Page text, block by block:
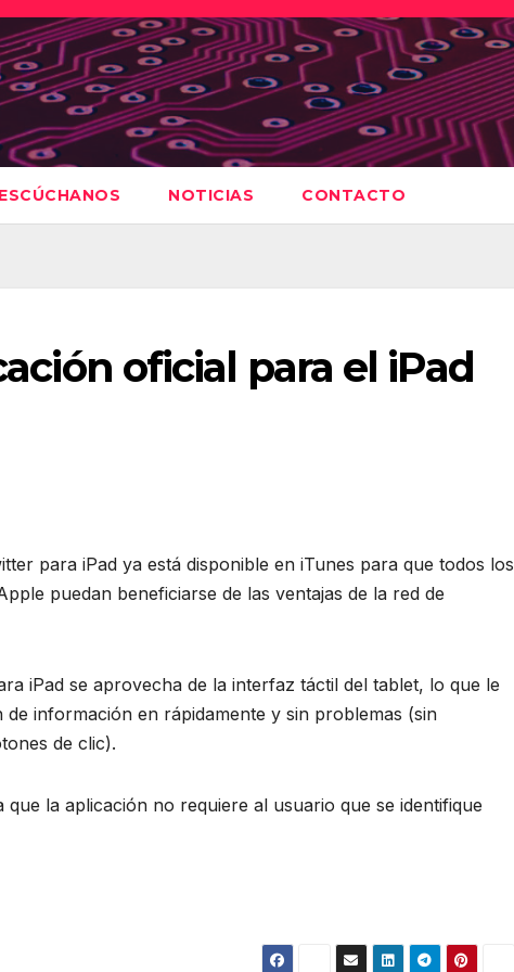
ESCÚCHANOS NOTICIAS CONTACTO
oficial para el iPad
para iPad ya está disponible en iTunes para que todos los
puedan beneficiarse de las ventajas de la red de
iPad se aprovecha de la interfaz táctil del tablet, lo que le
información en rápidamente y sin problemas (sin
de clic).
la aplicación no requiere al usuario que se identifique